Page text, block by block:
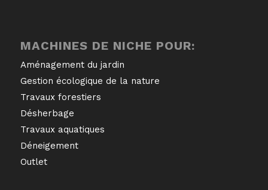
MACHINES DE NICHE POUR:
Aménagement du jardin
Gestion écologique de la nature
Travaux forestiers
Désherbage
Travaux aquatiques
Déneigement
Outlet